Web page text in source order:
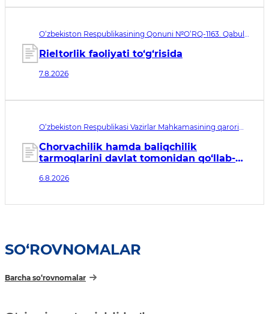
O‘zbekiston Respublikasining Qonuni №O‘RQ-1163. Qabul
Rieltorlik faoliyati to‘g‘risida
7.8.2026
O‘zbekiston Respublikasi Vazirlar Mahkamasining qarori
sanasi 07.08.2026
Chorvachilik hamda baliqchilik
tarmoqlarini davlat tomonidan qo‘llab-
tadbirlari to‘g‘risida
6.8.2026
SO‘ROVNOMALAR
Barcha so‘rovnomalar